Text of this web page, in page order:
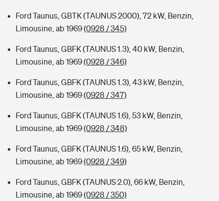
Ford Taunus, GBTK (TAUNUS 2000), 72 kW, Benzin,
Limousine, ab 1969(0928 / 345)
Ford Taunus, GBFK (TAUNUS 1.3), 40 kW, Benzin,
Limousine, ab 1969(0928 / 346)
Ford Taunus, GBFK (TAUNUS 1.3), 43 kW, Benzin,
Limousine, ab 1969(0928 / 347)
Ford Taunus, GBFK (TAUNUS 1.6), 53 kW, Benzin,
Limousine, ab 1969(0928 / 348)
Ford Taunus, GBFK (TAUNUS 1.6), 65 kW, Benzin,
Limousine, ab 1969(0928 / 349)
Ford Taunus, GBFK (TAUNUS 2.0), 66 kW, Benzin,
Limousine, ab 1969(0928 / 350)